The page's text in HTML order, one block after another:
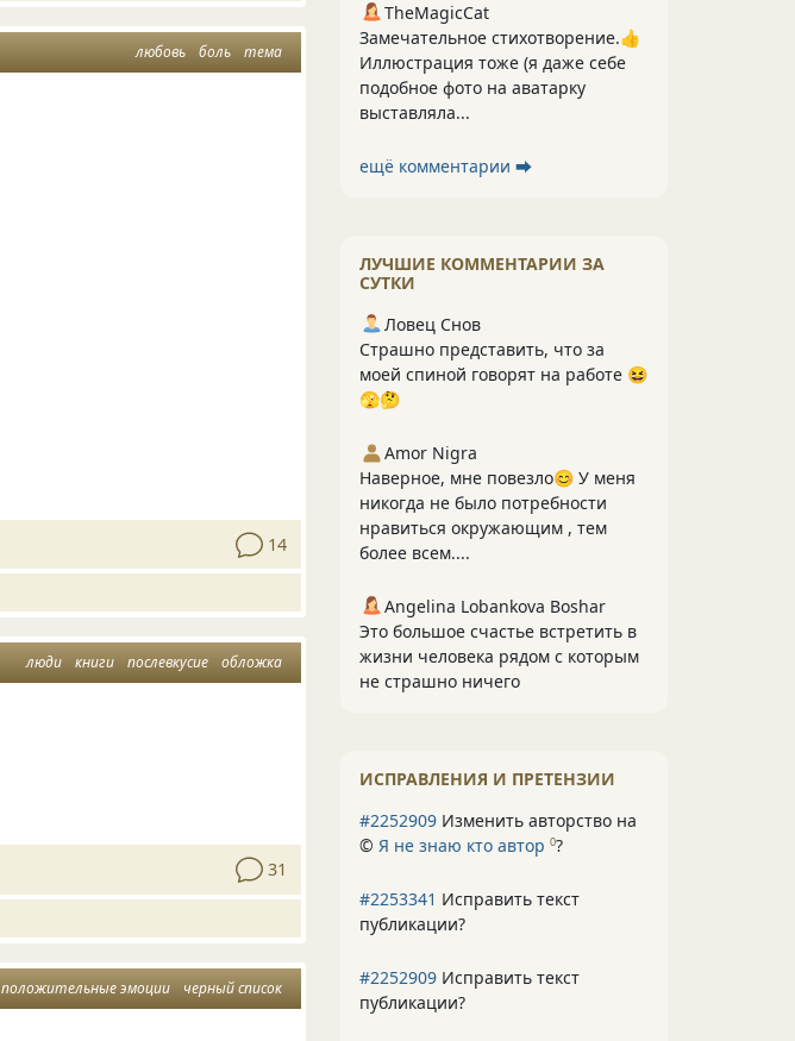
любовь боль тема
14
люди книги послевкусие обложка
31
положительные эмоции черный список
TheMagicCat
Замечательное стихотворение.👍
Иллюстрация тоже (я даже себе
подобное фото на аватарку
выставляла...
ещё комментарии ⮕
ЛУЧШИЕ КОММЕНТАРИИ ЗА
СУТКИ
Ловец Снов
Страшно представить, что за
моей спиной говорят на работе 😆
🫣🤔
Amor Nigra
Наверное, мне повезло😊 У меня
никогда не было потребности
нравиться окружающим , тем
более всем....
Angelina Lobankova Boshar
Это большое счастье встретить в
жизни человека рядом с которым
не страшно ничего
ИСПРАВЛЕНИЯ И ПРЕТЕНЗИИ
#2252909 Изменить авторство на
© Я не знаю кто автор 0?
#2253341 Исправить текст
публикации?
#2252909 Исправить текст
публикации?